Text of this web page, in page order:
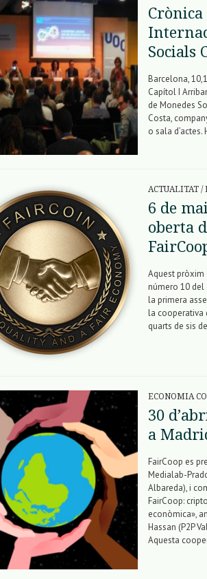
Socials
Barcelona,
Capítol I
de Monedes
Costa,
o sala
ACTUALITAT /
6 de
oberta
Aquest pròxim
número 10 del
la primera
la cooperativa
quarts de sis
ECONOMIA
30
a
FairCoop es
Medialab-
Albareda), i
FairCoop:
econòmica»,
Hassan (P2P
Aquesta